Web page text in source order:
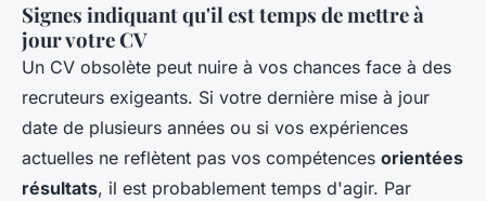
Signes indiquant qu'il est temps de mettre à
jour votre CV
Un CV obsolète peut nuire à vos chances face à des
recruteurs exigeants. Si votre dernière mise à jour
date de plusieurs années ou si vos expériences
actuelles ne reflètent pas vos compétences orientées
résultats, il est probablement temps d'agir. Par